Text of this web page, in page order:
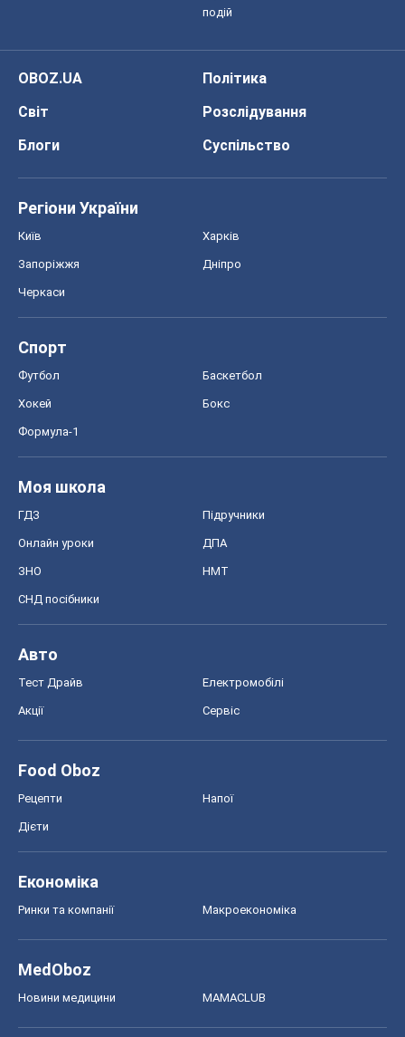
подій
OBOZ.UA
Політика
Світ
Розслідування
Блоги
Суспільство
Регіони України
Київ Харків
Запоріжжя Дніпро
Черкаси
Спорт
Футбол Баскетбол
Хокей Бокс
Формула-1
Моя школа
ГДЗ Підручники
Онлайн уроки ДПА
ЗНО НМТ
СНД посібники
Авто
Тест Драйв Електромобілі
Акції Сервіс
Food Oboz
Рецепти Напої
Дієти
Економіка
Ринки та компанії Макроекономіка
MedOboz
Новини медицини MAMACLUB